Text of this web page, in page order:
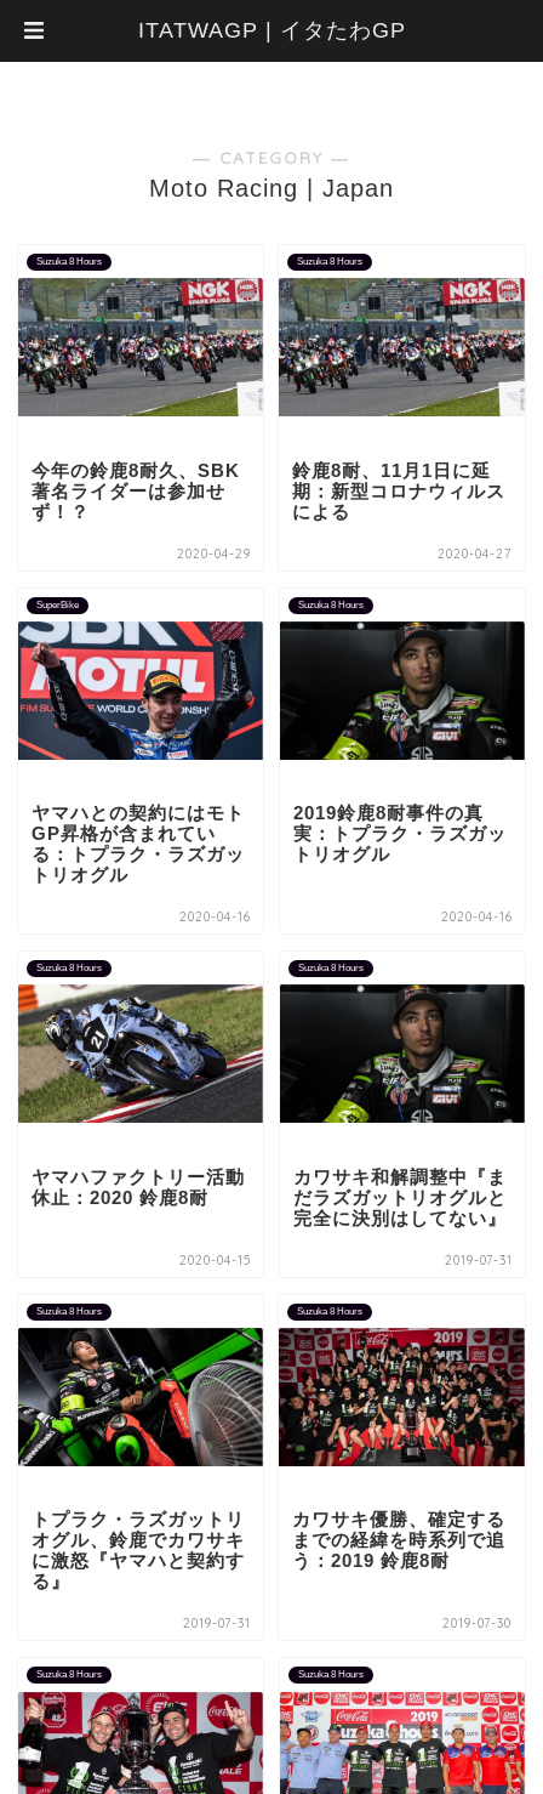
― CATEGORY ―
Moto Racing | Japan
Suzuka 8 Hours
今年の鈴鹿8耐久、SBK
著名ライダーは参加せ
ず！？
2020-04-29
Suzuka 8 Hours
鈴鹿8耐、11月1日に延
期：新型コロナウィルス
による
2020-04-27
SuperBike
ヤマハとの契約にはモト
GP昇格が含まれてい
る：トプラク・ラズガッ
トリオグル
2020-04-16
Suzuka 8 Hours
2019鈴鹿8耐事件の真
実：トプラク・ラズガッ
トリオグル
2020-04-16
Suzuka 8 Hours
ヤマハファクトリー活動
休止：2020 鈴鹿8耐
2020-04-15
Suzuka 8 Hours
カワサキ和解調整中『ま
だラズガットリオグルと
完全に決別はしてない』
2019-07-31
Suzuka 8 Hours
トプラク・ラズガットリ
オグル、鈴鹿でカワサキ
に激怒『ヤマハと契約す
る』
2019-07-31
Suzuka 8 Hours
カワサキ優勝、確定する
までの経緯を時系列で追
う：2019 鈴鹿8耐
2019-07-30
Suzuka 8 Hours Suzuka 8 Hours
ITATWAGP | イタたわGP